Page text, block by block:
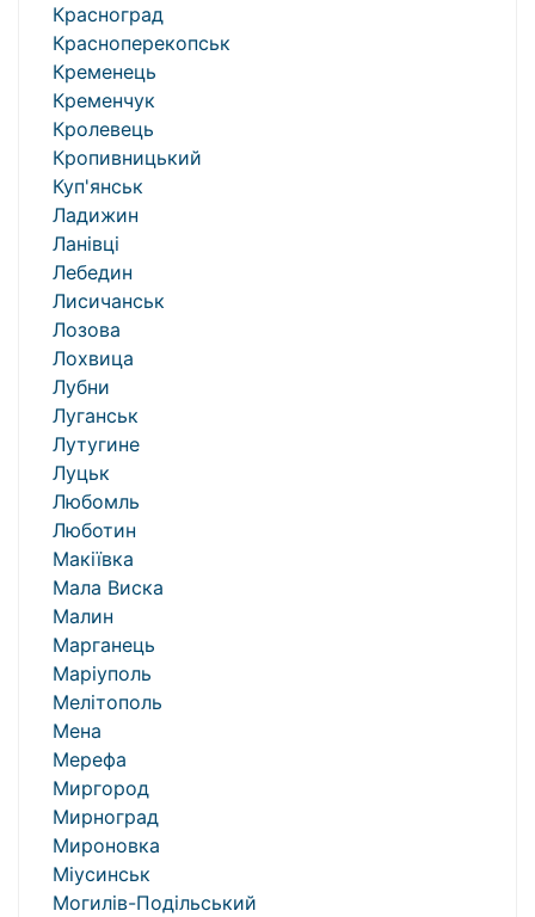
Красноград
Красноперекопськ
Кременець
Кременчук
Кролевець
Кропивницький
Куп'янськ
Ладижин
Ланівці
Лебедин
Лисичанськ
Лозова
Лохвица
Лубни
Луганськ
Лутугине
Луцьк
Любомль
Люботин
Макіївка
Мала Виска
Малин
Марганець
Маріуполь
Мелітополь
Мена
Мерефа
Миргород
Мирноград
Мироновка
Міусинськ
Могилів-Подільський